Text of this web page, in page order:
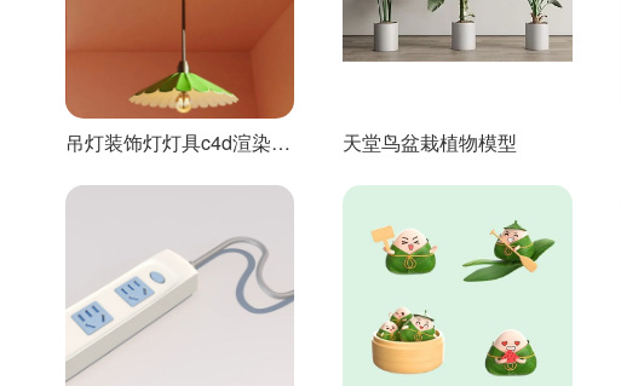
吊灯装饰灯灯具c4d渲染工
天堂鸟盆栽植物模型